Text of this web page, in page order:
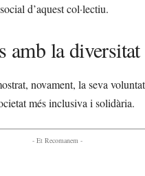
d’aquest col·lectiu.
amb la diversitat
novament, la seva
més inclusiva i solidària.
- Et Recomanem -